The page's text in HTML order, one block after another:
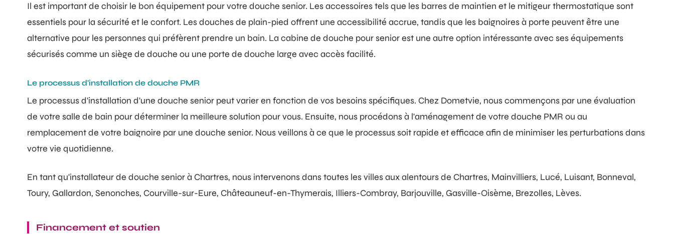
Il est important de choisir le bon équipement pour votre douche senior. Les accessoires tels que les barres de maintien et le mitigeur thermostatique sont
essentiels pour la sécurité et le confort. Les douches de plain-pied offrent une accessibilité accrue, tandis que les baignoires à porte peuvent être une
alternative pour les personnes qui préfèrent prendre un bain. La cabine de douche pour senior est une autre option intéressante avec ses équipements
sécurisés comme un siège de douche ou une porte de douche large avec accès facilité.
Le processus d'installation de douche PMR
Le processus d'installation d'une douche senior peut varier en fonction de vos besoins spécifiques. Chez Dometvie, nous commençons par une évaluation
de votre salle de bain pour déterminer la meilleure solution pour vous. Ensuite, nous procédons à l'aménagement de votre douche PMR ou au
remplacement de votre baignoire par une douche senior. Nous veillons à ce que le processus soit rapide et efficace afin de minimiser les perturbations dans
votre vie quotidienne.
En tant qu'installateur de douche senior à Chartres, nous intervenons dans toutes les villes aux alentours de Chartres, Mainvilliers, Lucé, Luisant, Bonneval,
Toury, Gallardon, Senonches, Courville-sur-Eure, Châteauneuf-en-Thymerais, Illiers-Combray, Barjouville, Gasville-Oisème, Brezolles, Lèves.
Financement et soutien